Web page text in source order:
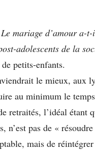
Le mariage d’amour a-
adolescents de la
petits-enfants.
le mieux, aux
au minimum le
retraités, l’idéal étant
n’est pas de «
mais de